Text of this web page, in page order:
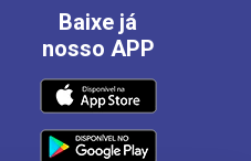
Baixe já
nosso APP